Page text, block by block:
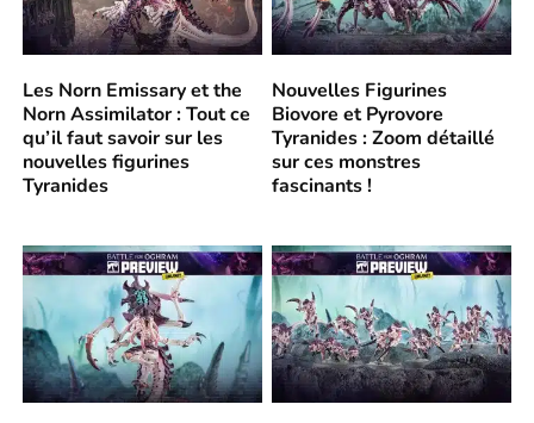
Les Norn Emissary et the
Norn Assimilator : Tout ce
qu’il faut savoir sur les
nouvelles figurines
Tyranides
Nouvelles Figurines
Biovore et Pyrovore
Tyranides : Zoom détaillé
sur ces monstres
fascinants !